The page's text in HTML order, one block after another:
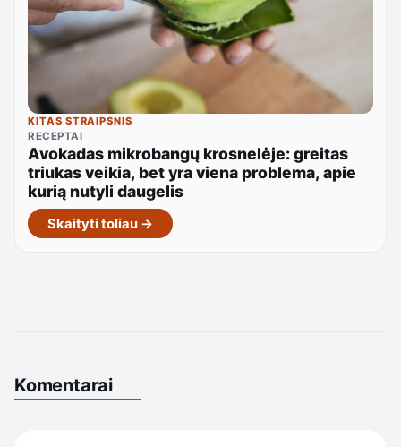
KITAS STRAIPSNIS
RECEPTAI
Avokadas mikrobangų krosnelėje: greitas
triukas veikia, bet yra viena problema, apie
kurią nutyli daugelis
Skaityti toliau →
Komentarai